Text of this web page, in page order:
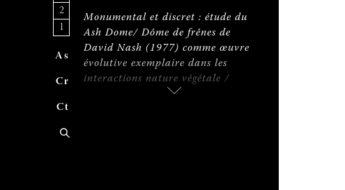
2
1
Monumental et discret : étude du
Ash Dome/ Dôme de frênes de
David Nash (1977) comme œuvre
évolutive exemplaire dans les
interactions nature végétale /
artefact artistique.
Auteur
s
Contribue
r
Contac
t